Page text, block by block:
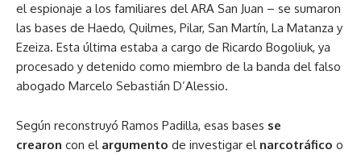
el espionaje a los familiares del ARA San Juan – se sumaron
las bases de Haedo, Quilmes, Pilar, San Martín, La Matanza y
Ezeiza. Esta última estaba a cargo de Ricardo Bogoliuk, ya
procesado y detenido como miembro de la banda del falso
abogado Marcelo Sebastián D’Alessio.
Según reconstruyó Ramos Padilla, esas bases se
crearon con elargumento de investigar el narcotráfico o